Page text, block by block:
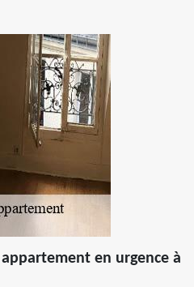
en urgence à